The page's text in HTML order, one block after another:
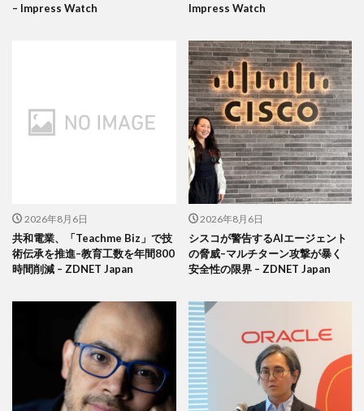
– Impress Watch
Impress Watch
2026年8月6日
共和電業、「Teachme Biz」で技
術伝承を推進–教育工数を年間800
時間削減 – ZDNET Japan
2026年8月6日
シスコが警告するAIエージェント
の脅威–マルチターン攻撃が暴く
安全性の限界 – ZDNET Japan